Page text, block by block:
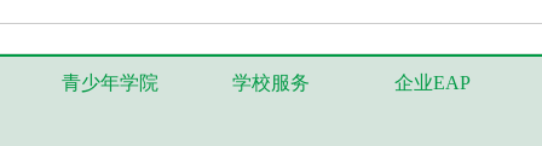
青少年学院 学校服务 企业EAP